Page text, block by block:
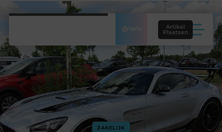
Artikel
Plaatsen
ZAKELIJK